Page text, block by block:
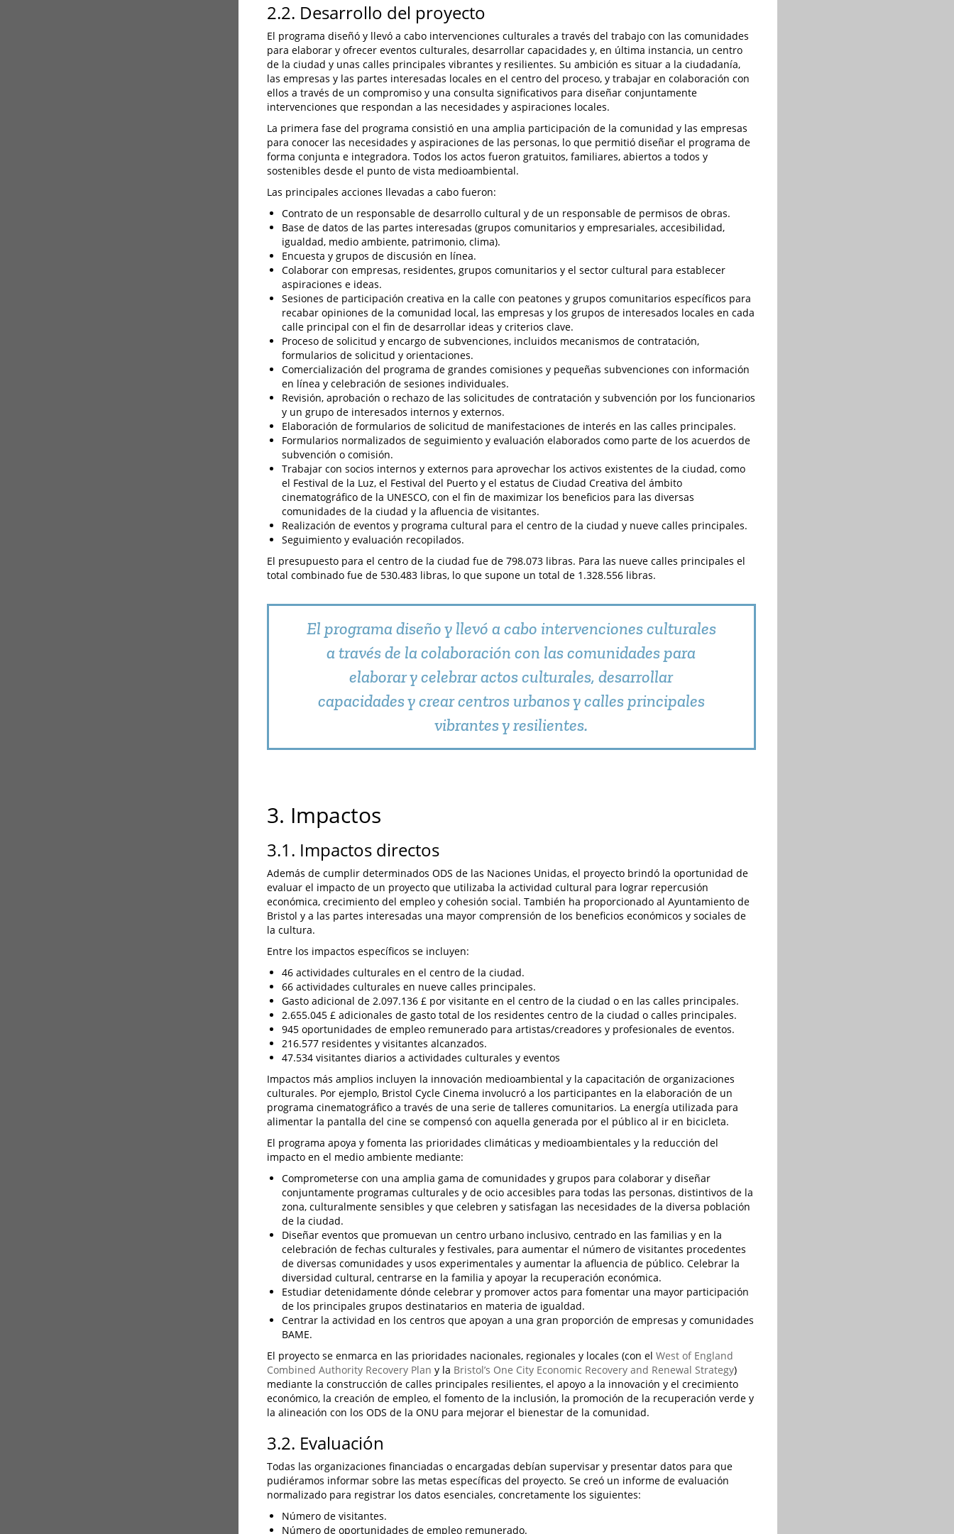
2.2. Desarrollo del proyecto
El programa diseñó y llevó a cabo intervenciones culturales a través del trabajo con las comunidades
para elaborar y ofrecer eventos culturales, desarrollar capacidades y, en última instancia, un centro
de la ciudad y unas calles principales vibrantes y resilientes. Su ambición es situar a la ciudadanía,
las empresas y las partes interesadas locales en el centro del proceso, y trabajar en colaboración con
ellos a través de un compromiso y una consulta significativos para diseñar conjuntamente
intervenciones que respondan a las necesidades y aspiraciones locales.
La primera fase del programa consistió en una amplia participación de la comunidad y las empresas
para conocer las necesidades y aspiraciones de las personas, lo que permitió diseñar el programa de
forma conjunta e integradora. Todos los actos fueron gratuitos, familiares, abiertos a todos y
sostenibles desde el punto de vista medioambiental.
Las principales acciones llevadas a cabo fueron:
Contrato de un responsable de desarrollo cultural y de un responsable de permisos de obras.
Base de datos de las partes interesadas (grupos comunitarios y empresariales, accesibilidad,
igualdad, medio ambiente, patrimonio, clima).
Encuesta y grupos de discusión en línea.
Colaborar con empresas, residentes, grupos comunitarios y el sector cultural para establecer
aspiraciones e ideas.
Sesiones de participación creativa en la calle con peatones y grupos comunitarios específicos para
recabar opiniones de la comunidad local, las empresas y los grupos de interesados locales en cada
calle principal con el fin de desarrollar ideas y criterios clave.
Proceso de solicitud y encargo de subvenciones, incluidos mecanismos de contratación,
formularios de solicitud y orientaciones.
Comercialización del programa de grandes comisiones y pequeñas subvenciones con información
en línea y celebración de sesiones individuales.
Revisión, aprobación o rechazo de las solicitudes de contratación y subvención por los funcionarios
y un grupo de interesados internos y externos.
Elaboración de formularios de solicitud de manifestaciones de interés en las calles principales.
Formularios normalizados de seguimiento y evaluación elaborados como parte de los acuerdos de
subvención o comisión.
Trabajar con socios internos y externos para aprovechar los activos existentes de la ciudad, como
el Festival de la Luz, el Festival del Puerto y el estatus de Ciudad Creativa del ámbito
cinematográfico de la UNESCO, con el fin de maximizar los beneficios para las diversas
comunidades de la ciudad y la afluencia de visitantes.
Realización de eventos y programa cultural para el centro de la ciudad y nueve calles principales.
Seguimiento y evaluación recopilados.
El presupuesto para el centro de la ciudad fue de 798.073 libras. Para las nueve calles principales el
total combinado fue de 530.483 libras, lo que supone un total de 1.328.556 libras.
El programa diseño y llevó a cabo intervenciones culturales
a través de la colaboración con las comunidades para
elaborar y celebrar actos culturales, desarrollar
capacidades y crear centros urbanos y calles principales
vibrantes y resilientes.
3. Impactos
3.1. Impactos directos
Además de cumplir determinados ODS de las Naciones Unidas, el proyecto brindó la oportunidad de
evaluar el impacto de un proyecto que utilizaba la actividad cultural para lograr repercusión
económica, crecimiento del empleo y cohesión social. También ha proporcionado al Ayuntamiento de
Bristol y a las partes interesadas una mayor comprensión de los beneficios económicos y sociales de
la cultura.
Entre los impactos específicos se incluyen:
46 actividades culturales en el centro de la ciudad.
66 actividades culturales en nueve calles principales.
Gasto adicional de 2.097.136 £ por visitante en el centro de la ciudad o en las calles principales.
2.655.045 £ adicionales de gasto total de los residentes centro de la ciudad o calles principales.
945 oportunidades de empleo remunerado para artistas/creadores y profesionales de eventos.
216.577 residentes y visitantes alcanzados.
47.534 visitantes diarios a actividades culturales y eventos
Impactos más amplios incluyen la innovación medioambiental y la capacitación de organizaciones
culturales. Por ejemplo, Bristol Cycle Cinema involucró a los participantes en la elaboración de un
programa cinematográfico a través de una serie de talleres comunitarios. La energía utilizada para
alimentar la pantalla del cine se compensó con aquella generada por el público al ir en bicicleta.
El programa apoya y fomenta las prioridades climáticas y medioambientales y la reducción del
impacto en el medio ambiente mediante:
Comprometerse con una amplia gama de comunidades y grupos para colaborar y diseñar
conjuntamente programas culturales y de ocio accesibles para todas las personas, distintivos de la
zona, culturalmente sensibles y que celebren y satisfagan las necesidades de la diversa población
de la ciudad.
Diseñar eventos que promuevan un centro urbano inclusivo, centrado en las familias y en la
celebración de fechas culturales y festivales, para aumentar el número de visitantes procedentes
de diversas comunidades y usos experimentales y aumentar la afluencia de público. Celebrar la
diversidad cultural, centrarse en la familia y apoyar la recuperación económica.
Estudiar detenidamente dónde celebrar y promover actos para fomentar una mayor participación
de los principales grupos destinatarios en materia de igualdad.
Centrar la actividad en los centros que apoyan a una gran proporción de empresas y comunidades
BAME.
El proyecto se enmarca en las prioridades nacionales, regionales y locales (con el West of England
Combined Authority Recovery Plan y la Bristol’s One City Economic Recovery and Renewal Strategy)
mediante la construcción de calles principales resilientes, el apoyo a la innovación y el crecimiento
económico, la creación de empleo, el fomento de la inclusión, la promoción de la recuperación verde y
la alineación con los ODS de la ONU para mejorar el bienestar de la comunidad.
3.2. Evaluación
Todas las organizaciones financiadas o encargadas debían supervisar y presentar datos para que
pudiéramos informar sobre las metas específicas del proyecto. Se creó un informe de evaluación
normalizado para registrar los datos esenciales, concretamente los siguientes:
Número de visitantes.
Número de oportunidades de empleo remunerado.